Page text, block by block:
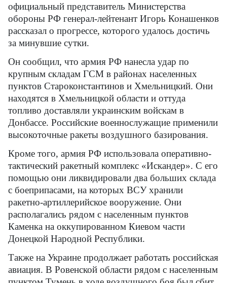
официальный представитель Министерства
обороны РФ генерал-лейтенант Игорь Конашенков
рассказал о прогрессе, которого удалось достичь
за минувшие сутки.
Он сообщил, что армия РФ нанесла удар по
крупным складам ГСМ в районах населенных
пунктов Староконстантинов и Хмельницкий. Они
находятся в Хмельницкой области и оттуда
топливо доставляли украинским войскам в
Донбассе. Российские военнослужащие применили
высокоточные ракеты воздушного базирования.
Кроме того, армия РФ использовала оперативно-
тактический ракетный комплекс «Искандер». С его
помощью они ликвидировали два больших склада
с боеприпасами, на которых ВСУ хранили
ракетно-артиллерийское вооружение. Они
располагались рядом с населенным пунктов
Каменка на оккупированном Киевом части
Донецкой Народной Республики.
Также на Украине продолжает работать российская
авиация. В Ровенской области рядом с населенным